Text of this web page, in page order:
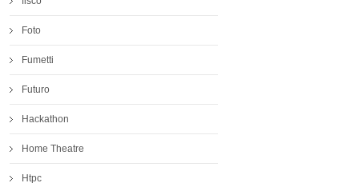
Foto
Fumetti
Futuro
Hackathon
Home Theatre
Htpc